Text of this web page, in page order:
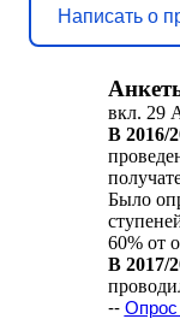
Написать о
вкл. 29
В 2016/
Было
60% от
В 2017/
-- Опрос